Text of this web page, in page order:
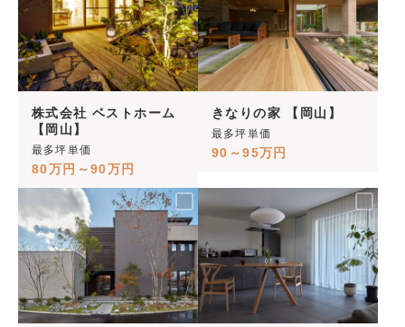
株式会社 ベストホーム
【岡山】
最多坪単価
80万円～90万円
きなりの家 【岡山】
最多坪単価
90～95万円